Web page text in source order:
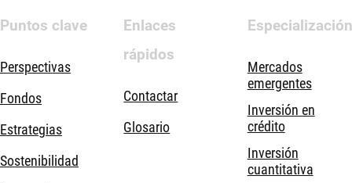
Puntos clave
Perspectivas
Fondos
Estrategias
Sostenibilidad
Enlaces
rápidos
Contactar
Glosario
Especialización
Mercados
emergentes
Inversión en
crédito
Inversión
cuantitativa